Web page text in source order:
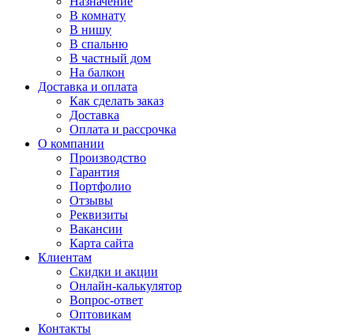
В комнату
В нишу
В спальню
В частный дом
На балкон
Доставка и оплата
Как сделать заказ
Доставка
Оплата и рассрочка
О компании
Производство
Гарантия
Портфолио
Отзывы
Реквизиты
Вакансии
Карта сайта
Клиентам
Скидки и акции
Онлайн-калькулятор
Вопрос-ответ
Оптовикам
Контакты